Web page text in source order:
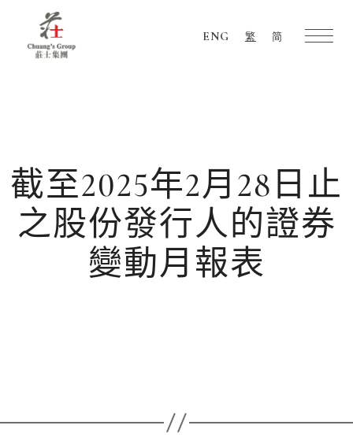
ENG 繁 简
截至2025年2月28日止
之股份發行人的證券
變動月報表